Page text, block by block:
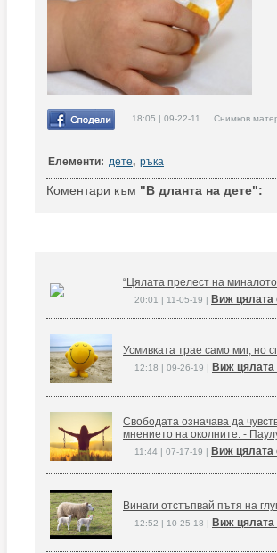
18:05 | 09-22-11 Снимков
Елементи: дете, ръка
Коментари към "В дланта на дете":
“Цялата прелест на
20:01 | 11-05-19 | Виж цялата
Усмивката трае само миг, но
12:18 | 09-26-19 | Виж цялата
Свободата означава да
мнението на околните. -
11:44 | 07-17-19 | Виж цялата
Винаги отстъпвай пътя на
12:52 | 10-25-18 | Виж цялата